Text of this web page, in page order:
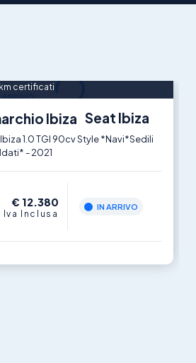
ARRIVO
certificati
Seat Ibiza
1.0 TGI 90cv Style *Navi*Sedili
- 2021
€ 12.380
Iva Inclusa
IN ARRIVO